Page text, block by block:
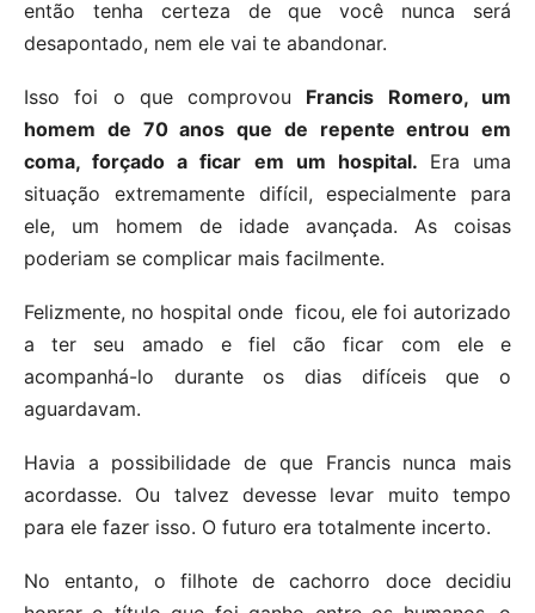
então tenha certeza de que você nunca será
desapontado, nem ele vai te abandonar.
Isso foi o que comprovou Francis Romero, um
homem de 70 anos que de repente entrou em
coma, forçado a ficar em um hospital. Era uma
situação extremamente difícil, especialmente para
ele, um homem de idade avançada. As coisas
poderiam se complicar mais facilmente.
Felizmente, no hospital onde ficou, ele foi autorizado
a ter seu amado e fiel cão ficar com ele e
acompanhá-lo durante os dias difíceis que o
aguardavam.
Havia a possibilidade de que Francis nunca mais
acordasse. Ou talvez devesse levar muito tempo
para ele fazer isso. O futuro era totalmente incerto.
No entanto, o filhote de cachorro doce decidiu